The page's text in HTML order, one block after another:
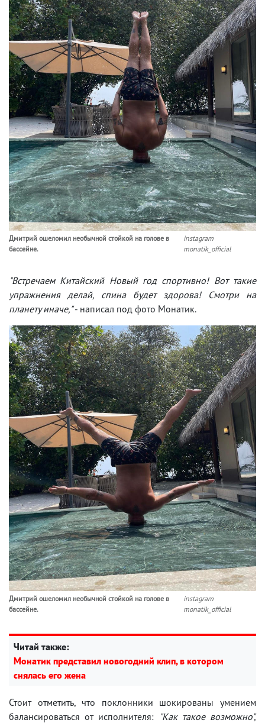
Дмитрий ошеломил необычной стойкой на голове в
бассейне.
instagram
monatik_official
"Встречаем Китайский Новый год спортивно! Вот такие
упражнения делай, спина будет здорова! Смотри на
планету иначе,"- написал под фото Монатик.
Дмитрий ошеломил необычной стойкой на голове в
бассейне.
instagram
monatik_official
Читай также:
Монатик представил новогодний клип, в котором
снялась его жена
Стоит отметить, что поклонники шокированы умением
балансироваться от исполнителя: "Как такое возможно",